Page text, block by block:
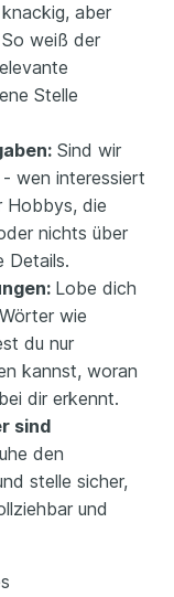
aber
weiß der
Stelle
Sind wir
wen interessiert
Hobbys, die
nichts über
Details.
Lobe dich
wie
du nur
kannst, woran
dir erkennt.
sind
den
stelle sicher,
und